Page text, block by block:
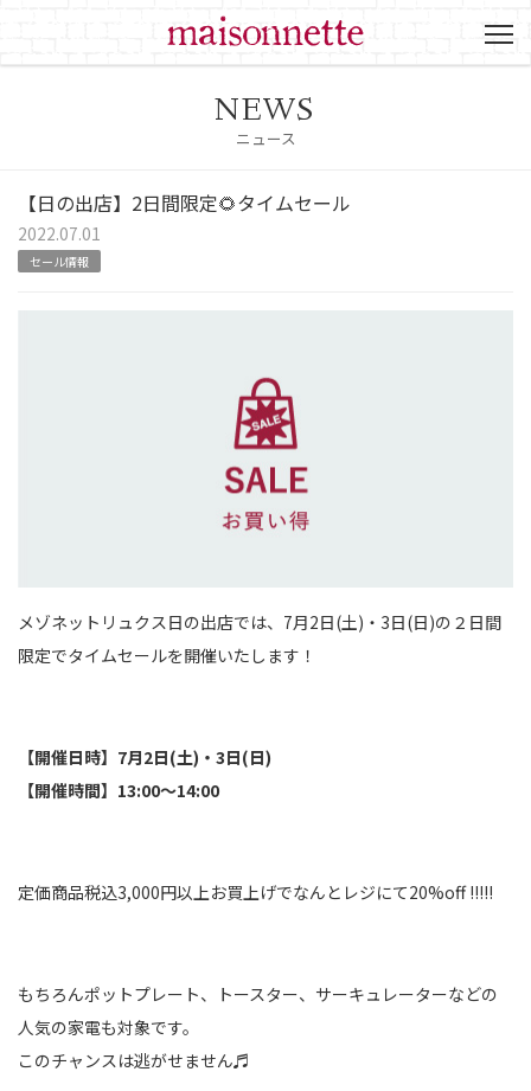
NEWS
ニュース
【日の出店】2日間限定🌻タイムセール
2022.07.01
セール情報
メゾネットリュクス日の出店では、7月2日(土)・3日(日)の２日間
限定でタイムセールを開催いたします！
【開催日時】7月2日(土)・3日(日)
【開催時間】13:00～14:00
定価商品税込3,000円以上お買上げでなんとレジにて20%off !!!!!
もちろんポットプレート、トースター、サーキュレーターなどの
人気の家電も対象です。
このチャンスは逃がせません♬